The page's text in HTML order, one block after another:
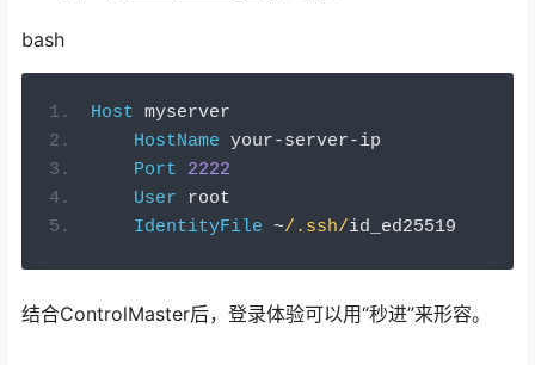
bash
Host myserver
HostName your-server-ip
Port
2222
User root
IdentityFile ~/.ssh/id_ed25519
结合ControlMaster后，登录体验可以用“秒进”来形容。